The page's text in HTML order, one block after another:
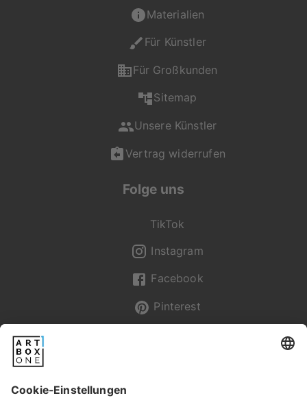
Materialien
Für Künstler
Für Großkunden
Sitemap
Unsere Künstler
Vertrag widerrufen
Folge uns
TikTok
Instagram
Facebook
Pinterest